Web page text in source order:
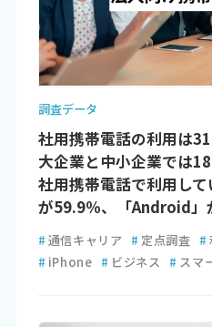
調査データ
社用携帯電話の利用は
大企業と中小企業では
社用携帯電話で利用し
が59.9％、「Android」
# 通信キャリア # 定点調査 #
# iPhone # ビジネス # スマ